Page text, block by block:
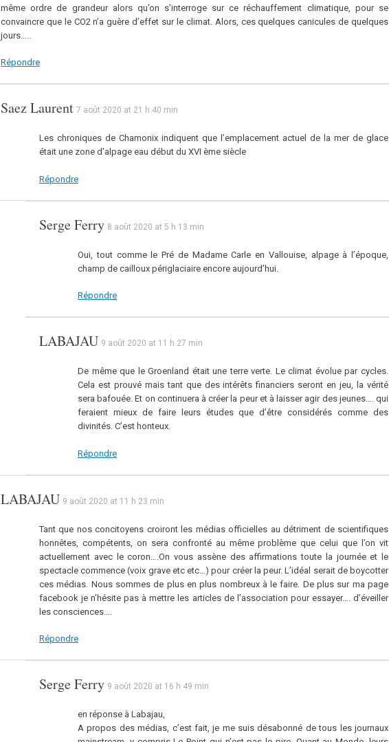
même ordre de grandeur alors qu’on s’interroge sur ce réchauffement climatique, pour se
convaincre que le CO2 n’a guère d’effet sur le climat. Alors, ces quelques canicules de quelques
jours…..
Répondre
Saez Laurent 7 août 2020 at 21 h 40 min
Les chroniques de Chamonix indiquent que l’emplacement actuel de la mer de glace
était une zone d’alpage eau début du XVI ème siècle
Répondre
Serge Ferry 8 août 2020 at 5 h 13 min
Oui, tout comme le Pré de Madame Carle en Vallouise, alpage à l’époque,
champ de cailloux périglaciaire encore aujourd’hui.
Répondre
LABAJAU 9 août 2020 at 11 h 27 min
De même que le Groenland était une terre verte. Le climat évolue par cycles.
Cela est prouvé mais tant que des intérêts financiers seront en jeu, la vérité
sera bafouée. Et on continuera à créer la peur et à laisser agir des jeunes…. qui
feraient mieux de faire leurs études que d’être considérés comme des
divinités. C’est honteux.
Répondre
LABAJAU 9 août 2020 at 11 h 23 min
Tant que nos concitoyens croiront les médias officielles au détriment de scientifiques
honnêtes, compétents, on sera confronté au même problème que celui que l’on vit
actuellement avec le coron….On vous assène des affirmations toute la journée et le
spectacle commence (voix grave etc etc…) pour créer la peur. L’idéal serait de boycotter
ces médias. Nous sommes de plus en plus nombreux à le faire. De plus sur ma page
facebook je n’hésite pas à mettre les articles de l’association pour essayer…. d’éveiller
les consciences….
Répondre
Serge Ferry 9 août 2020 at 16 h 49 min
en réponse à Labajau,
A propos des médias, c’est fait, je me suis désabonné de tous les journaux